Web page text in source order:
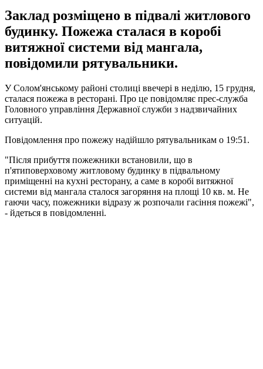
Заклад розміщено в підвалі житлового
будинку. Пожежа сталася в коробі
витяжної системи від мангала,
повідомили рятувальники.
У Солом'янському районі столиці ввечері в неділю, 15 грудня,
сталася пожежа в ресторані. Про це повідомляє прес-служба
Головного управління Державної служби з надзвичайних
ситуацій.
Повідомлення про пожежу надійшло рятувальникам о 19:51.
"Після прибуття пожежники встановили, що в
п'ятиповерховому житловому будинку в підвальному
приміщенні на кухні ресторану, а саме в коробі витяжної
системи від мангала сталося загоряння на площі 10 кв. м. Не
гаючи часу, пожежники відразу ж розпочали гасіння пожежі",
- йдеться в повідомленні.